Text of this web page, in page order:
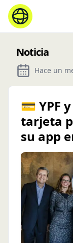
Noticia
Hace un
💳 YPF
tarjeta
su app